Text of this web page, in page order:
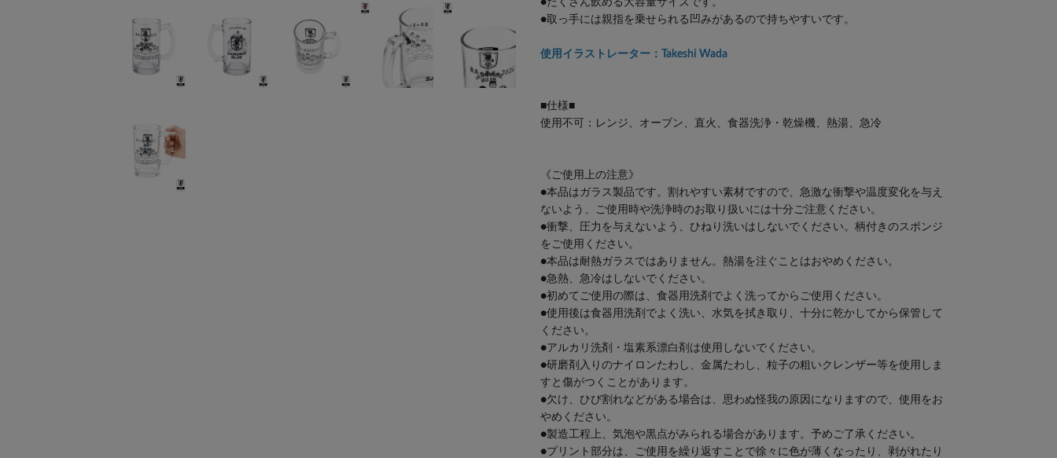
●取っ手には親指を乗せられる凹みがあるので持ちやすいです。
使用イラストレーター：Takeshi Wada
■仕様■
使用不可：レンジ、オーブン、直火、食器洗浄・乾燥機、熱湯、急冷
《ご使用上の注意》
●本品はガラス製品です。割れやすい素材ですので、急激な衝撃や温度変化を与え
ないよう、ご使用時や洗浄時のお取り扱いには十分ご注意ください。
●衝撃、圧力を与えないよう、ひねり洗いはしないでください。柄付きのスポンジ
をご使用ください。
●本品は耐熱ガラスではありません。熱湯を注ぐことはおやめください。
●急熱、急冷はしないでください。
●初めてご使用の際は、食器用洗剤でよく洗ってからご使用ください。
●使用後は食器用洗剤でよく洗い、水気を拭き取り、十分に乾かしてから保管して
ください。
●アルカリ洗剤・塩素系漂白剤は使用しないでください。
●研磨剤入りのナイロンたわし、金属たわし、粒子の粗いクレンザー等を使用しま
すと傷がつくことがあります。
●欠け、ひび割れなどがある場合は、思わぬ怪我の原因になりますので、使用をお
やめください。
●製造工程上、気泡や黒点がみられる場合があります。予めご了承ください。
●プリント部分は、ご使用を繰り返すことで徐々に色が薄くなったり、剥がれたり